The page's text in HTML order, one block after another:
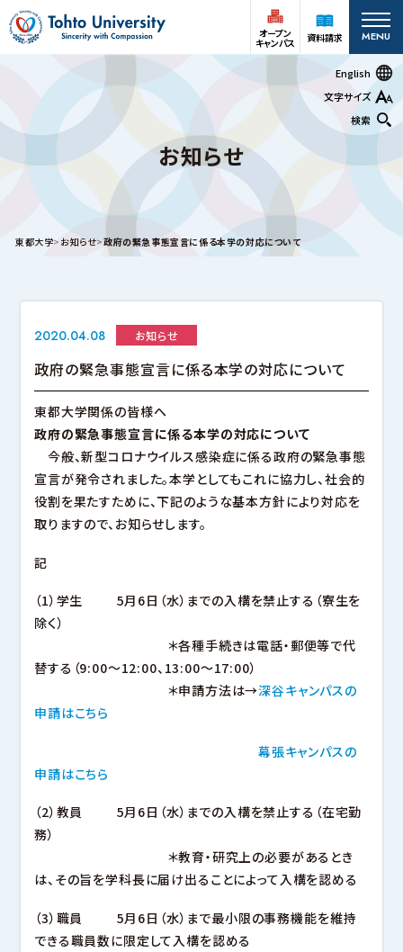
English
文字サイズ
検索
オープン
キャンパス 資料請求
アクセス お問い合わせ
在学生
保護者の方
大学案内
大学ガイド
東都大学の取り組み
キャンパスマップ・アクセス
深谷キャンパス
深谷キャンパスTOP
ヒューマンケア学部 看護学科
管理栄養学部 管理栄養学科
キャンパスライフ
就職
地域貢献・研究活動
幕張キャンパス
幕張キャンパスTOP
幕張ヒューマンケア学部 看護学科
幕張ヒューマンケア学部 理学療法学科
幕張ヒューマンケア学部 臨床工学科
幕張ヒューマンケア学部 健康科学科
キャンパスライフ
地域貢献・研究活動
図書館
沼津キャンパス
沼津キャンパスTOP
沼津ヒューマンケア学部 看護学科
キャンパスライフ
地域貢献・研究活動
MENU
東都大学 お知らせ 政府の緊急事態宣言に係る本学の対応について
お知らせ
2020.04.08 お知らせ
政府の緊急事態宣言に係る本学の対応について
東都大学関係の皆様へ
政府の緊急事態宣言に係る本学の対応について
今般、新型コロナウイルス感染症に係る政府の緊急事態
宣言が発令されました。本学としてもこれに協力し、社会的
役割を果たすために、下記のような基本方針により対応を
取りますので、お知らせします。
記
（1）学生 5月6日（水）までの入構を禁止する（寮生を
除く）
＊各種手続きは電話・郵便等で代
替する（9:00～12:00、13:00～17:00）
＊申請方法は→深谷キャンパスの
申請はこちら
幕張キャンパスの
申請はこちら
（2）教員 5月6日（水）までの入構を禁止する（在宅勤
務）
＊教育・研究上の必要があるとき
は、その旨を学科長に届け出ることによって入構を認める
（3）職員 5月6日（水）まで最小限の事務機能を維持
できる職員数に限定して入構を認める